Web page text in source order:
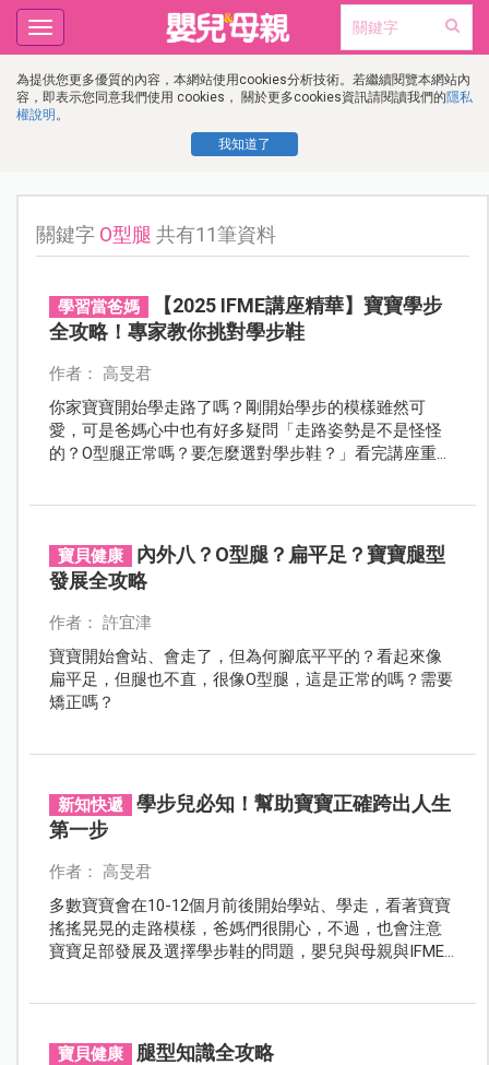
為提供您更多優質的內容，本網站使用cookies分析技術。若繼續閱覽本網站內
容，即表示您同意我們使用 cookies， 關於更多cookies資訊請閱讀我們的隱私
權說明 。
我知道了
Toggle
navigation
關鍵字 O型腿 共有11筆資料
學習當爸媽
【2025 IFME講座精華】寶寶學步
全攻略！專家教你挑對學步鞋
作者： 高旻君
你家寶寶開始學走路了嗎？剛開始學步的模樣雖然可
愛，可是爸媽心中也有好多疑問「走路姿勢是不是怪怪
的？O型腿正常嗎？要怎麼選對學步鞋？」看完講座重點
寶貝健康
內外八？O型腿？扁平足？寶寶腿型
發展全攻略
作者： 許宜津
寶寶開始會站、會走了，但為何腳底平平的？看起來像
扁平足，但腿也不直，很像O型腿，這是正常的嗎？需要
矯正嗎？
新知快遞
學步兒必知！幫助寶寶正確跨出人生
第一步
作者： 高旻君
多數寶寶會在10-12個月前後開始學站、學走，看著寶寶
搖搖晃晃的走路模樣，爸媽們很開心，不過，也會注意
寶寶足部發展及選擇學步鞋的問題，嬰兒與母親與IFME
寶貝健康 腿型知識全攻略